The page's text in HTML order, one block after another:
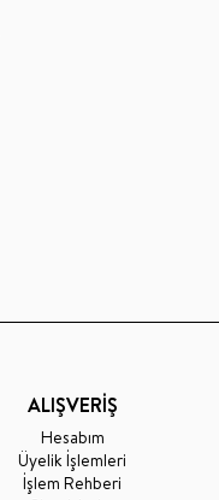
ALIŞVERİŞ
Hesabım
Üyelik İşlemleri
İşlem Rehberi